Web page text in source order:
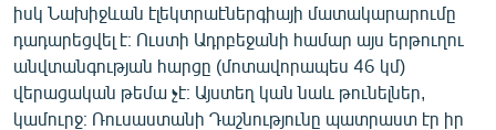
իսկ Նախիջևան էլեկտրաէներգիայի մատակարարումը
դադարեցվել է։ Ուստի Ադրբեջանի համար այս երթուղու
անվտանգության հարցը (մոտավորապես 46 կմ)
վերացական թեմա չէ։ Այստեղ կան նաև թունելներ,
կամուրջ։ Ռուսաստանի Դաշնությունը պատրաստ էր իր